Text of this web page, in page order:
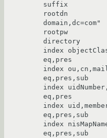
suffix
rootdn
domain,dc=com"
rootpw
directory       /
index
eq,pres
index
eq,pres,sub
index
eq,pres
index
eq,pres,sub
index
eq,pres,sub